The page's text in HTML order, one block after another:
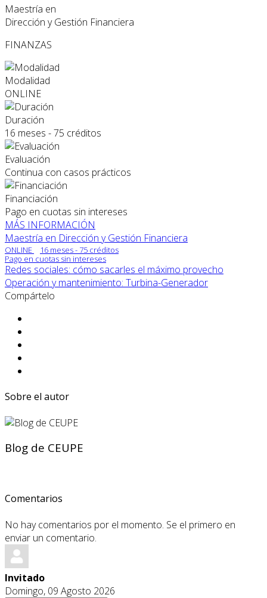
Maestría en
Dirección y Gestión Financiera
FINANZAS
Modalidad
ONLINE
Duración
16 meses - 75 créditos
Evaluación
Continua con casos prácticos
Financiación
Pago en cuotas sin intereses
MÁS INFORMACIÓN
Maestría en Dirección y Gestión Financiera
ONLINE
16 meses - 75 créditos
Pago en cuotas sin intereses
Redes sociales: cómo sacarles el máximo provecho
Operación y mantenimiento: Turbina-Generador
Compártelo
Sobre el autor
Blog de CEUPE
Comentarios
No hay comentarios por el momento. Se el primero en
enviar un comentario.
Invitado
Domingo, 09 Agosto 2026